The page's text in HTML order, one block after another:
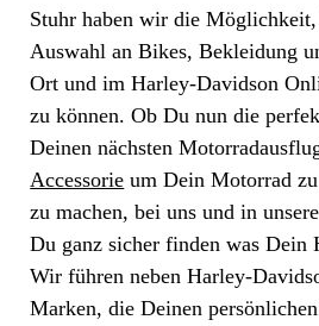
Stuhr haben wir die
Auswahl an Bikes, Bekleidung
Ort und im Harley-Davidson
zu können. Ob Du nun die
Deinen nächsten
Accessorie um Dein Motorrad
zu machen, bei uns und in
Du ganz sicher finden was Dein
Wir führen neben Harley-
Marken, die Deinen